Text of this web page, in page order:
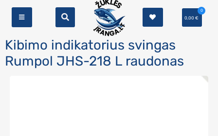
0,00€
0
Kibimo indikatorius svingas
Rumpol JHS-218 L raudonas